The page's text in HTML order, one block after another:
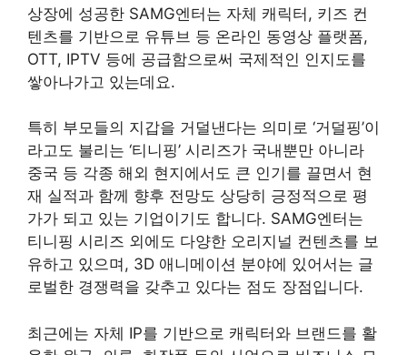
상장에 성공한 SAMG엔터는 자체 캐릭터, 키즈 컨
텐츠를 기반으로 유튜브 등 온라인 동영상 플랫폼,
OTT, IPTV 등에 공급함으로써 국제적인 인지도를
쌓아나가고 있는데요.
특히 부모들의 지갑을 거덜낸다는 의미로 ‘거덜핑’이
라고도 불리는 ‘티니핑’ 시리즈가 국내뿐만 아니라
중국 등 각종 해외 현지에서도 큰 인기를 끌면서 현
재 실적과 함께 향후 전망도 상당히 긍정적으로 평
가가 되고 있는 기업이기도 합니다. SAMG엔터는
티니핑 시리즈 외에도 다양한 오리지널 컨텐츠를 보
유하고 있으며, 3D 애니메이션 분야에 있어서는 글
로벌한 경쟁력을 갖추고 있다는 점도 장점입니다.
최근에는 자체 IP를 기반으로 캐릭터와 브랜드를 활